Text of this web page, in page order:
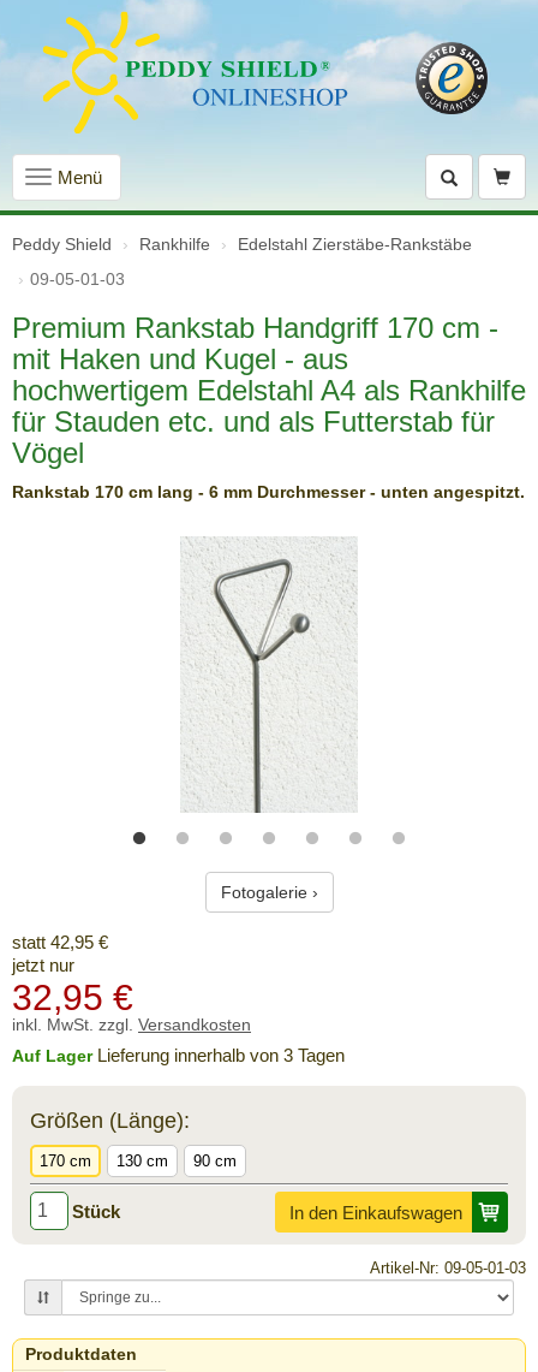
Navigation
einblenden
Menü
Peddy Shield Rankhilfe
Edelstahl Zierstäbe-Rankstäbe
09-05-01-03
Premium Rankstab Handgriff 170 cm -
mit Haken und Kugel - aus
hochwertigem Edelstahl A4 als Rankhilfe
für Stauden etc. und als Futterstab für
Vögel
Rankstab 170 cm lang - 6 mm Durchmesser - unten angespitzt.
Fotogalerie ›
statt 42,95 €
jetzt nur
32,95 €
inkl. MwSt. zzgl. Versandkosten
Auf LagerLieferung innerhalb von 3 Tagen
Größen (Länge):
170 cm 130 cm 90 cm
Stück In den Einkaufswagen
Artikel-Nr: 09-05-01-03
Produktdaten